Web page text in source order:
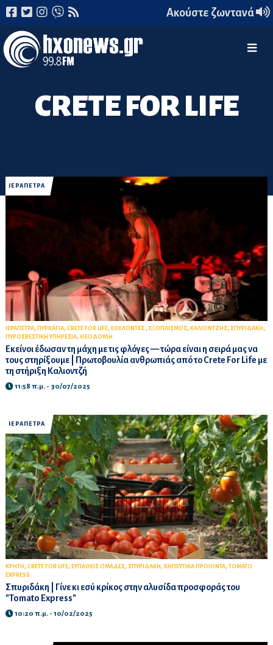
Ακούστε ζωντανά
CRETE FOR LIFE
ΙΕΡΑΠΕΤΡΑ
ΙΕΡΑΠΕΤΡΑ, ΠΥΡΚΑΓΙΑ, CRETE FOR LIFE, ΕΘΕΛΟΝΤΕΣ , ΕΞΟΠΛΙΣΜΟΣ, ΚΑΛΙΟΝΤΖΗΣ, ΣΠΥΡΙΔΑΚΗ ,
ΠΥΡΟΣΒΕΣΤΙΚΗ ΥΠΗΡΕΣΙΑ, ΘΕΟΔΟΥΛΗ
Εκείνοι έδωσαν τη μάχη με τις φλόγες — τώρα είναι η σειρά μας να
τους στηρίξουμε | Πρωτοβουλία ανθρωπιάς από το Crete For Life με
τη στήριξη Καλιοντζή
11:58 π.μ. - 30/07/2025
ΙΕΡΑΠΕΤΡΑ
ΚΡΗΤΗ , CRETE FOR LIFE, ΕΥΠΑΘΕΙΣ ΟΜΑΔΕΣ, ΣΠΥΡΙΔΑΚΗ , ΚΗΠΕΥΤΙΚΑ ΠΡΟΙΟΝΤΑ, TOMATO
EXPRESS
Σπυριδάκη | Γίνε κι εσύ κρίκος στην αλυσίδα προσφοράς του
"Tomato Express"
10:20 π.μ. - 10/02/2025